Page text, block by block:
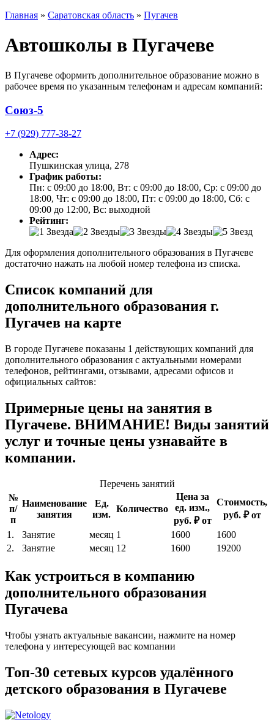
Главная » Саратовская область » Пугачев
Автошколы в Пугачеве
В Пугачеве оформить дополнительное образование можно в
рабочее время по указанным телефонам и адресам компаний:
Союз-5
+7 (929) 777-38-27
Адрес:
Пушкинская улица, 278
График работы:
Пн: с 09:00 до 18:00, Вт: с 09:00 до 18:00, Ср: с 09:00 до
18:00, Чт: с 09:00 до 18:00, Пт: с 09:00 до 18:00, Сб: с
09:00 до 12:00, Вс: выходной
Рейтинг:
Для оформления дополнительного образования в Пугачеве
достаточно нажать на любой номер телефона из списка.
Список компаний для
дополнительного образования г.
Пугачев на карте
В городе Пугачеве показаны 1 действующих компаний для
дополнительного образования с актуальными номерами
телефонов, рейтингами, отзывами, адресами офисов и
официальных сайтов:
Примерные цены на занятия в
Пугачеве. ВНИМАНИЕ! Виды занятий
услуг и точные цены узнавайте в
компании.
Перечень занятий
№
п/
п
Наименование
занятия
Ед.
изм.
Количество
Цена за
ед. изм.,
руб. ₽ от
Стоимость,
руб. ₽ от
1.
Занятие месяц 1 1600
1600
2.
Занятие месяц 12 1600 19200
Как устроиться в компанию
дополнительного образования
Пугачева
Чтобы узнать актуальные вакансии, нажмите на номер
телефона у интересующей вас компании
Топ-30 сетевых курсов удалённого
детского образования в Пугачеве